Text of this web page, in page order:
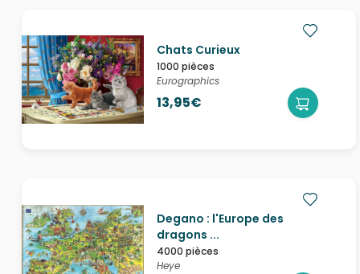
Chats Curieux
1000 pièces
Eurographics
13,95€
Degano : l'Europe des
dragons ...
4000 pièces
Heye